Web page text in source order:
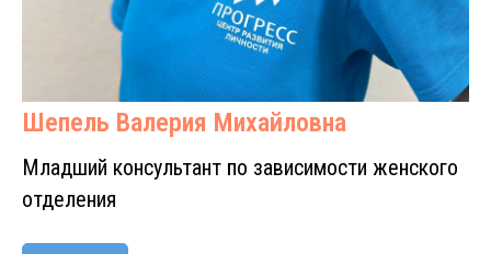
Шепель Валерия Михайловна
Младший консультант по зависимости женского
отделения